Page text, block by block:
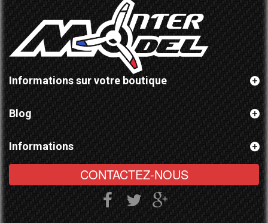
Informations sur votre boutique
Blog
Informations
CONTACTEZ-NOUS